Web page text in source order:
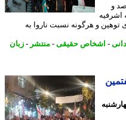
و هرگونه نسبت ناروا به
- اشخاص حقیقی-منتشر-زبان